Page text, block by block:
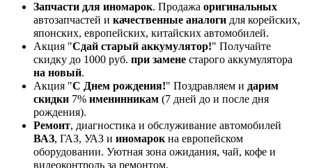
Запчасти для иномарок. Продажа оригинальных
автозапчастей и качественные аналоги для корейских,
японских, европейских, китайских автомобилей.
Акция "Сдай старый аккумулятор!" Получайте
скидку до 1000 руб. при замене старого аккумулятора
на новый.
Акция "С Днем рождения!" Поздравляем и дарим
скидки 7% именинникам (7 дней до и после дня
рождения).
Ремонт, диагностика и обслуживание автомобилей
ВАЗ, ГАЗ, УАЗ и иномарокна европейском
оборудовании. Уютная зона ожидания, чай, кофе и
видеоконтроль за ремонтом.